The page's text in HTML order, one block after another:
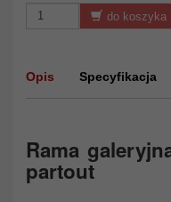
do koszyka
Opis Specyfikacja
Rama
partout